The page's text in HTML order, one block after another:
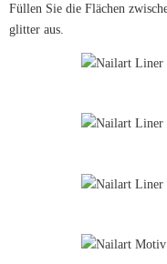
Füllen Sie die Flächen
glitter aus.